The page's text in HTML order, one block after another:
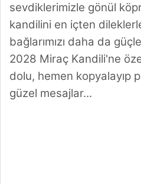
sevdiklerimizle gönül
kandilini en içten
bağlarımızı daha da
2028 Miraç Kandili'ne
dolu, hemen kopyalayıp
güzel mesajlar...